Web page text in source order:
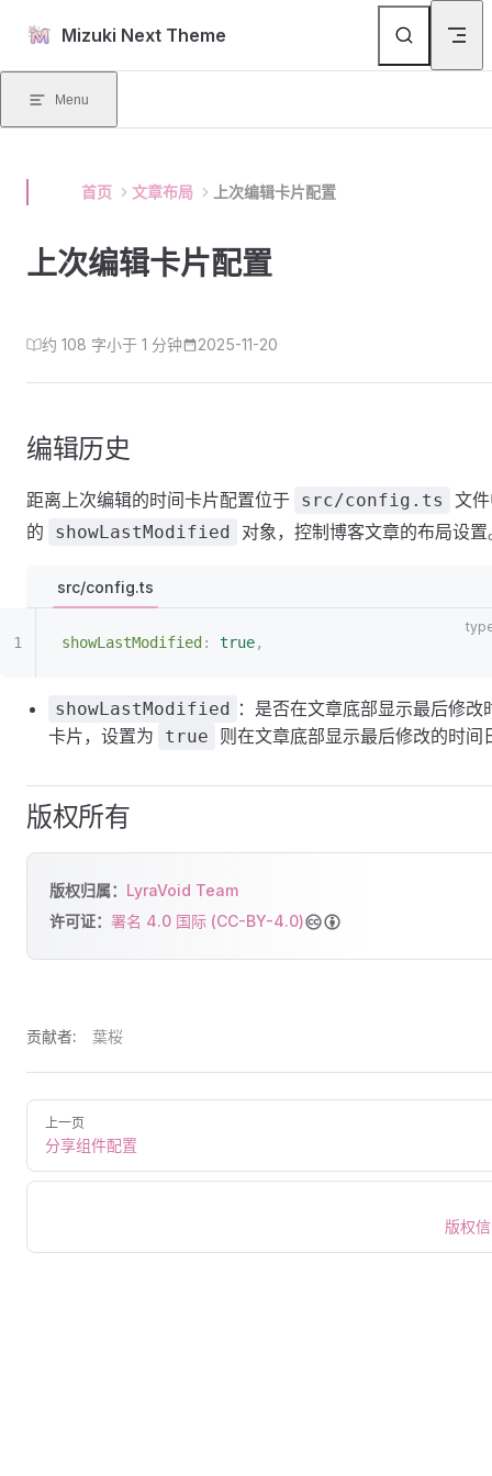
Skip to content
Mizuki Next Theme
Menu
首页 文章布局 上次编辑卡片配置
上次编辑卡片配置
约 108 字小于 1 分钟 2025-11-20
编辑历史
距离上次编辑的时间卡片配置位于 src/config.ts
文
的
showLastModified 对象，控制博客文章的布局设置
src/config.ts
showLastModified : true,
showLastModified
：是否在文章底部显示最后修改
卡片，设置为
true 则在文章底部显示最后修改的时间
版权所有
版权归属： LyraVoid Team
许可证： 署名 4.0 国际 (CC-BY-4.0)
贡献者: 葉桜
上一页
分享组件配置
版权